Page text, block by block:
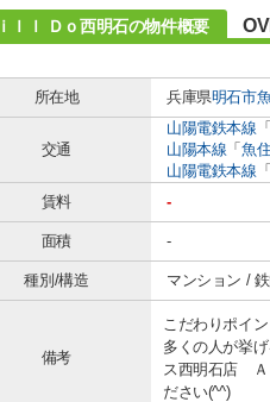
ｌｌ Ｄｏ西明石の物件概要
所在地
兵庫県明石市
交通
山陽電鉄本線 「
山陽本線 「魚住
山陽電鉄本線
賃料
-
面積 -
種別/構造 マンション /
備考
こだわりポイ
多くの人が挙
ス西明石店 Ａ
ださい(^^)